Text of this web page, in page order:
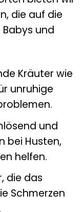
die auf die
und
Kräuter wie
unruhige
und
bei Husten,
helfen.
die das
Schmerzen